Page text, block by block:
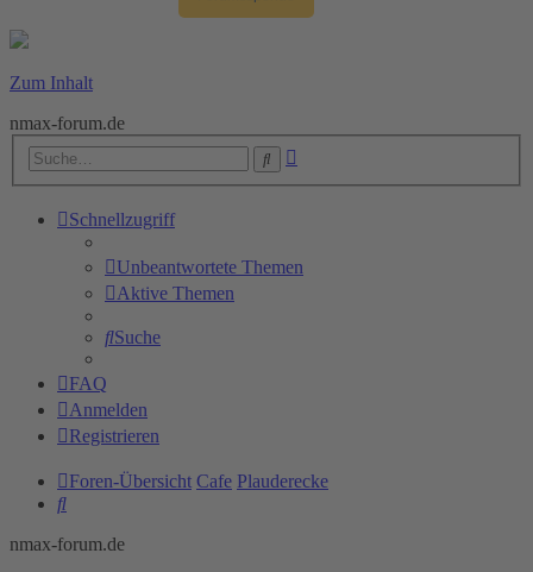
Zum Inhalt
nmax-forum.de
Suche
Schnellzugriff
Unbeantwortete Themen
Aktive Themen
Suche
FAQ
Anmelden
Registrieren
Foren-Übersicht Cafe Plauderecke
Suche
nmax-forum.de